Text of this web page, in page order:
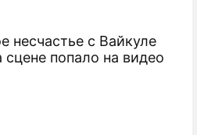
несчастье с Вайкуле
сцене попало на видео